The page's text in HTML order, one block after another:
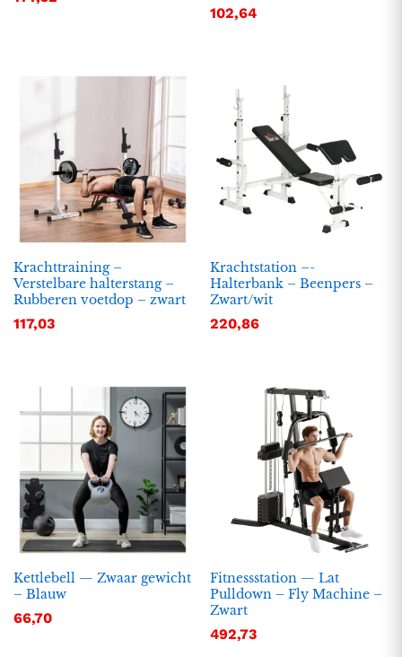
102,64
Krachttraining –
Verstelbare halterstang –
Rubberen voetdop – zwart
117,03
Krachtstation –-
Halterbank – Beenpers –
Zwart/wit
220,86
Kettlebell — Zwaar gewicht
– Blauw
66,70
Fitnessstation — Lat
Pulldown – Fly Machine –
Zwart
492,73